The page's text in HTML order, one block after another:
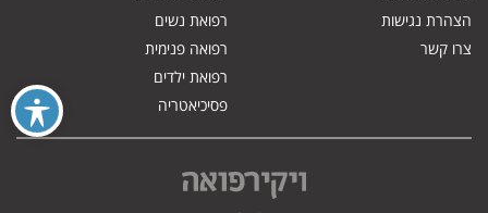
הצהרת נגישות
צרו קשר
רפואת נשים
רפואה פנימית
רפואת ילדים
פסיכיאטריה